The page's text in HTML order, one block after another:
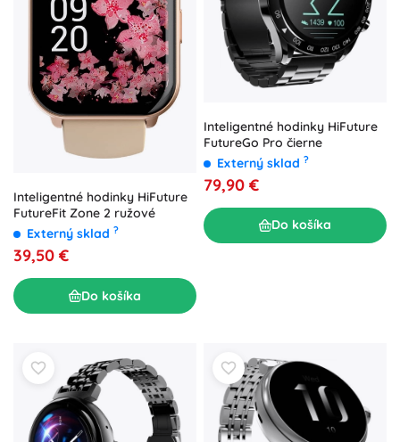
Inteligentné hodinky HiFuture
FutureFit Zone 2 ružové
Externý sklad ?
39,50 €
Do košíka
Inteligentné hodinky HiFuture
FutureGo Pro čierne
Externý sklad ?
79,90 €
Do košíka